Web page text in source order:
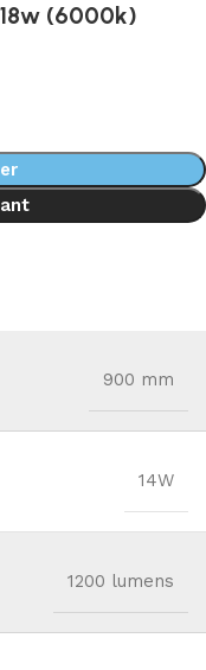
(6000k)
900 mm
14W
1200 lumens